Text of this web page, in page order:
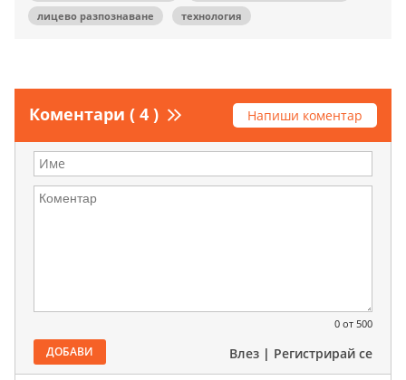
лицево разпознаване
технология
Коментари ( 4 ) Напиши коментар
0 от 500
ДОБАВИ Влез | Регистрирай се